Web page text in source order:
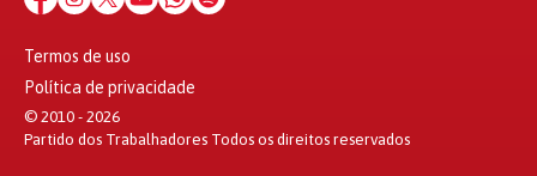
Termos de uso
Política de privacidade
© 2010 - 2026
Partido dos Trabalhadores Todos os direitos reservados